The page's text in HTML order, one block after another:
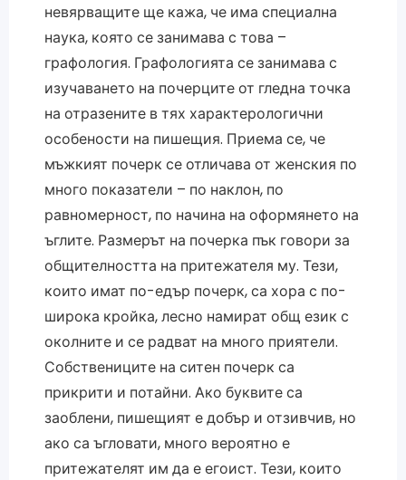
невярващите ще кажа, че има специална
наука, която се занимава с това –
графология. Графологията се занимава с
изучаването на почерците от гледна точка
на отразените в тях характерологични
особености на пишещия. Приема се, че
мъжкият почерк се отличава от женския по
много показатели – по наклон, по
равномерност, по начина на оформянето на
ъглите. Размерът на почерка пък говори за
общителността на притежателя му. Тези,
които имат по-едър почерк, са хора с по-
широка кройка, лесно намират общ език с
околните и се радват на много приятели.
Собствениците на ситен почерк са
прикрити и потайни. Ако буквите са
заоблени, пишещият е добър и отзивчив, но
ако са ъгловати, много вероятно е
притежателят им да е егоист. Тези, които